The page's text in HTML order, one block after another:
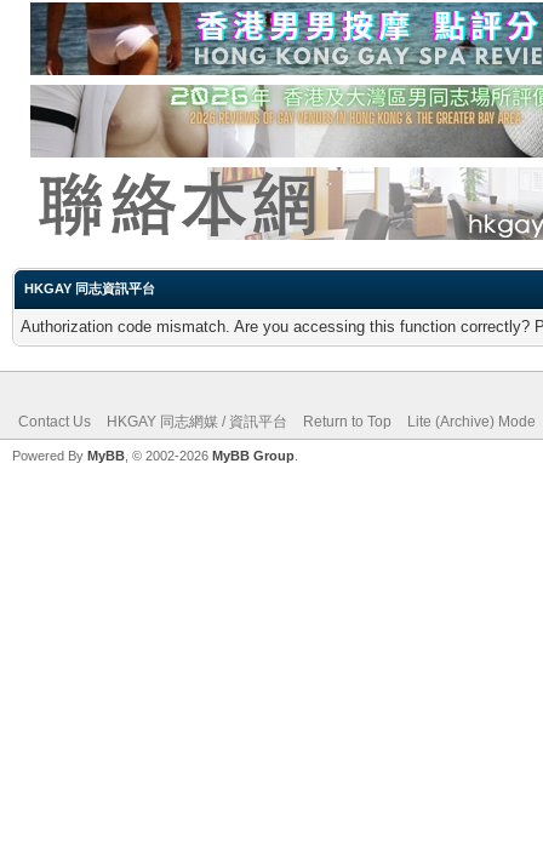
HKGAY 同志資訊平台
Authorization code mismatch. Are you accessing this function correctly?
Contact Us HKGAY 同志網媒 / 資訊平台 Return to Top Lite (Archive) Mode
Powered By MyBB , © 2002-2026 MyBB Group